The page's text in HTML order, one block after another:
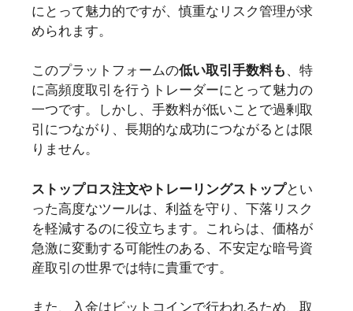
にとって魅力的ですが、慎重なリスク管理が求
められます。
このプラットフォームの低い取引手数料も 、特
に高頻度取引を行うトレーダーにとって魅力の
一つです。しかし、手数料が低いことで過剰取
引につながり、長期的な成功につながるとは限
りません。
ストップロス注文やトレーリングストップとい
った高度なツールは、利益を守り、下落リスク
を軽減するのに役立ちます。これらは、価格が
急激に変動する可能性のある、不安定な暗号資
産取引の世界では特に貴重です。
また、入金はビットコインで行われるため、取